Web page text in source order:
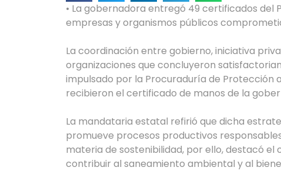
• La gobernadora entregó 49 certificados
empresas y organismos públicos
La coordinación entre gobierno, iniciativa
organizaciones que concluyeron
impulsado por la Procuraduría de Protección
recibieron el certificado de manos de la
La mandataria estatal refirió que dicha
promueve procesos productivos
materia de sostenibilidad, por ello, destacó
contribuir al saneamiento ambiental y al